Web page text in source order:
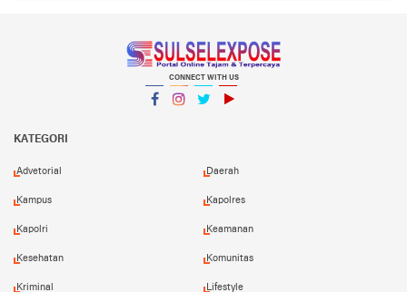
CONNECT WITH US
KATEGORI
Advetorial Daerah
Kampus Kapolres
Kapolri Keamanan
Kesehatan Komunitas
Kriminal Lifestyle